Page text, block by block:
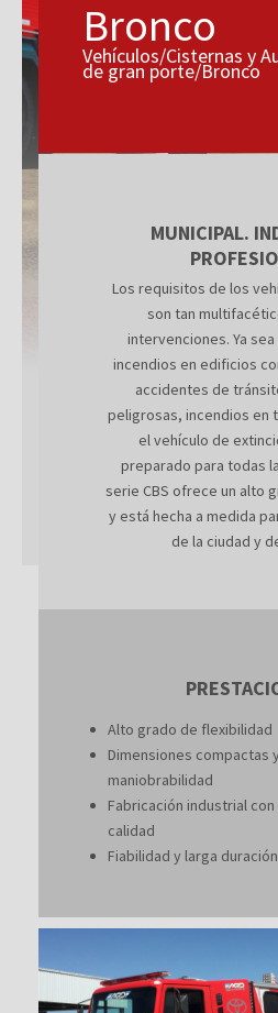
Bronco
Vehículos/Cisternas y
de gran porte/Bronco
MUNICIPAL.
Los requisitos de los
son tan
intervenciones. Ya
incendios en edificios
accidentes de
peligrosas, incendios en
el vehículo de
preparado para todas
serie CBS ofrece un alto
y está hecha a medida
de la ciudad y
Alto grado de flexibilidad
Dimensiones compactas
maniobrabilidad
Fabricación industrial
calidad
Fiabilidad y larga duración